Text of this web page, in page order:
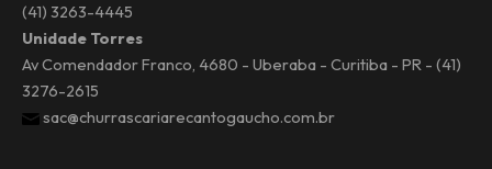
(41) 3263-4445
Unidade Torres
Av Comendador Franco, 4680 - Uberaba - Curitiba - PR - (41)
3276-2615
sac@churrascariarecantogaucho.com.br